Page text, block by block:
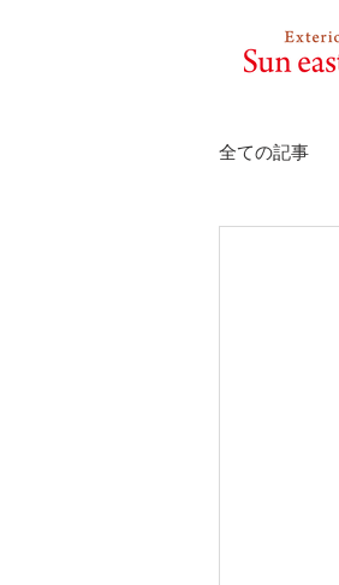
全ての記事